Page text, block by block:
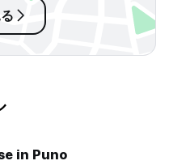
in Puno